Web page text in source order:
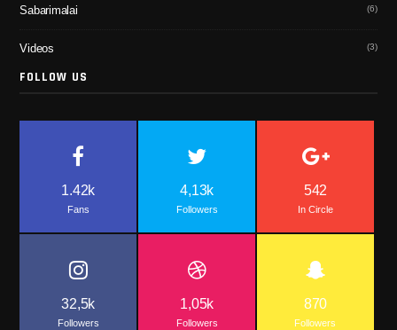
Sabarimalai (6)
Videos (3)
FOLLOW US
1.42k
Fans
4,13k
Followers
542
In Circle
32,5k
Followers
1,05k
Followers
870
Followers